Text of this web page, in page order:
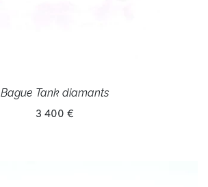
Bague Tank diamants
3 400 €